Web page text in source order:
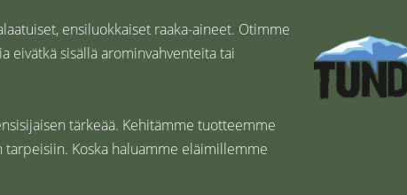
ensiluokkaiset raaka-aineet. Otimme
eivätkä sisällä arominvahventeita tai
tärkeää. Kehitämme tuotteemme
Koska haluamme eläimillemme